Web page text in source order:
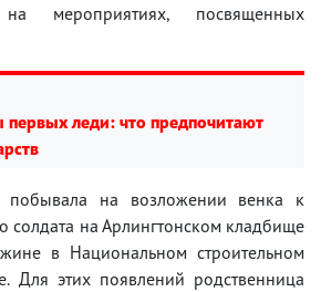
мероприятиях, посвященных
леди: что предпочитают
на возложении венка к
солдата на Арлингтонском кладбище
в Национальном строительном
Для этих появлений родственница